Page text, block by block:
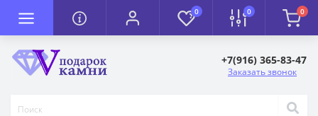
0 0 0
+7(916) 365-83-47
Заказать звонок